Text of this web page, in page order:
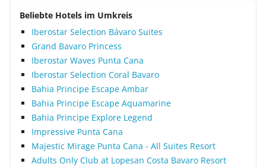
Beliebte Hotels im Umkreis
Iberostar Selection Bávaro Suites
Grand Bavaro Princess
Iberostar Waves Punta Cana
Iberostar Selection Coral Bavaro
Bahia Principe Escape Ambar
Bahia Principe Escape Aquamarine
Bahia Principe Explore Legend
Impressive Punta Cana
Majestic Mirage Punta Cana - All Suites Resort
Adults Only Club at Lopesan Costa Bavaro Resort